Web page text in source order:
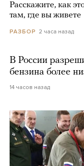
Расскажите, как
там, где вы живете
РАЗБОР 2 часа назад
В России
бензина более
14 часов назад